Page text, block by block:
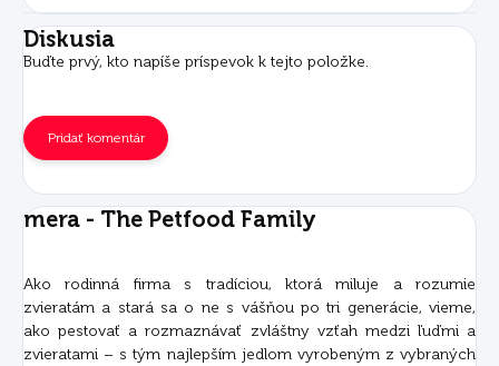
Diskusia
Buďte prvý, kto napíše príspevok k tejto položke.
Pridať komentár
mera - The Petfood Family
Ako rodinná firma s tradíciou, ktorá miluje a rozumie
zvieratám a stará sa o ne s vášňou po tri generácie, vieme,
ako pestovať a rozmaznávať zvláštny vzťah medzi ľuďmi a
zvieratami – s tým najlepším jedlom vyrobeným z vybraných